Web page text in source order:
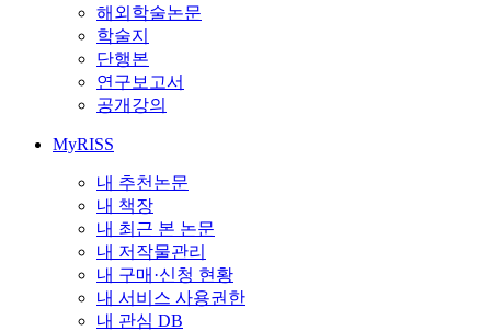
해외학술논문
학술지
단행본
연구보고서
공개강의
MyRISS
내 추천논문
내 책장
내 최근 본 논문
내 저작물관리
내 구매·신청 현황
내 서비스 사용권한
내 관심 DB